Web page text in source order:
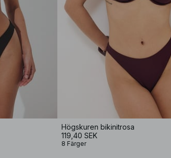
Högskuren bikinitrosa
119,40 SEK
8 Färger